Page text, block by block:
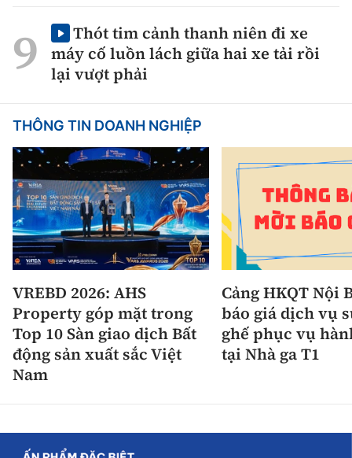
Thót tim cảnh thanh niên đi xe
máy cố luồn lách giữa hai xe tải rồi
lại vượt phải
THÔNG TIN DOANH NGHIỆP
VREBD 2026: AHS
Property góp mặt trong
Top 10 Sàn giao dịch Bất
động sản xuất sắc Việt
Nam
Cảng HKQT Nội
báo giá dịch vụ
ghế phục vụ
tại Nhà ga T1